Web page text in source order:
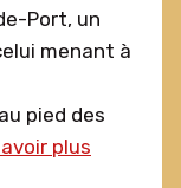
Port, un
menant à
pied des
plus